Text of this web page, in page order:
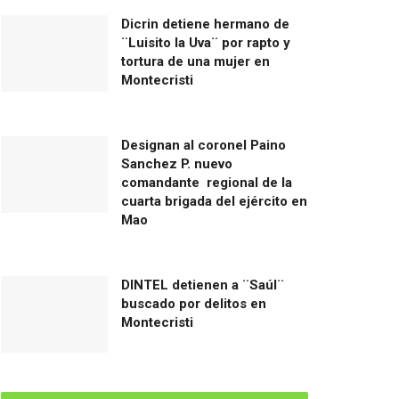
Dicrin detiene hermano de
¨Luisito la Uva¨ por rapto y
tortura de una mujer en
Montecristi
Designan al coronel Paino
Sanchez P. nuevo
comandante regional de la
cuarta brigada del ejército en
Mao
DINTEL detienen a ¨Saúl¨
buscado por delitos en
Montecristi